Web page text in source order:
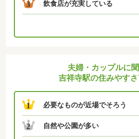
3 飲食店が充実している
夫婦・カップルに
吉祥寺駅の住みやす
1 必要なものが近場でそろう
2 自然や公園が多い